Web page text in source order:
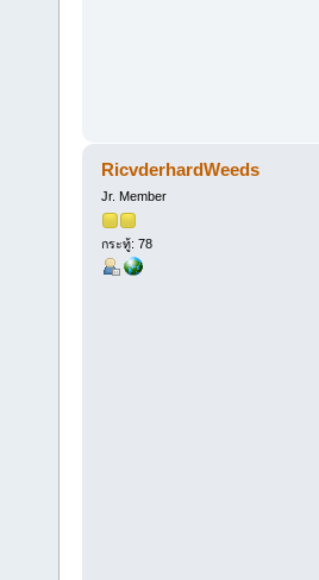
RicvderhardWeeds
Jr. Member
กระทู้: 78